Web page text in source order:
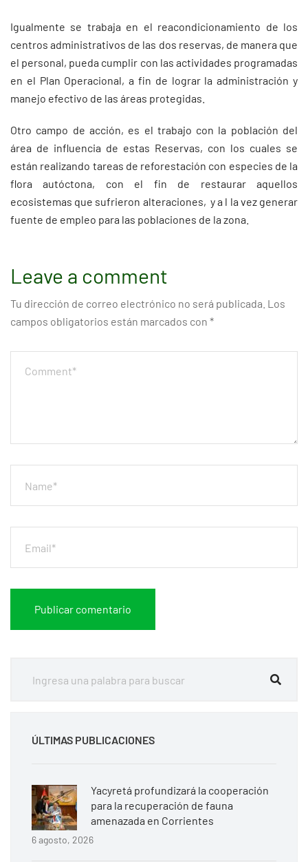
Igualmente se trabaja en el reacondicionamiento de los
centros administrativos de las dos reservas, de manera que
el personal, pueda cumplir con las actividades programadas
en el Plan Operacional, a fin de lograr la administración y
manejo efectivo de las áreas protegidas.
Otro campo de acción, es el trabajo con la población del
área de influencia de estas Reservas, con los cuales se
están realizando tareas de reforestación con especies de la
flora autóctona, con el fin de restaurar aquellos
ecosistemas que sufrieron alteraciones, y a l la vez generar
fuente de empleo para las poblaciones de la zona.
Leave a comment
Tu dirección de correo electrónico no será publicada. Los
campos obligatorios están marcados con *
ÚLTIMAS PUBLICACIONES
Yacyretá profundizará la cooperación
para la recuperación de fauna
amenazada en Corrientes
6 agosto, 2026